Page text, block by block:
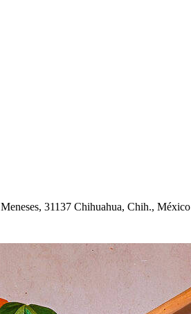
Meneses, 31137 Chihuahua, Chih., México